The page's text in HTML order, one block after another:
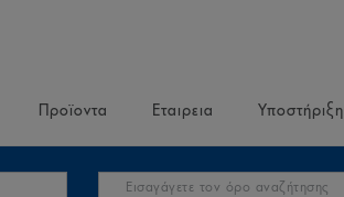
Προϊοντα Εταιρεια Υποστήριξη
Εισαγάγετε τον όρο αναζήτησης